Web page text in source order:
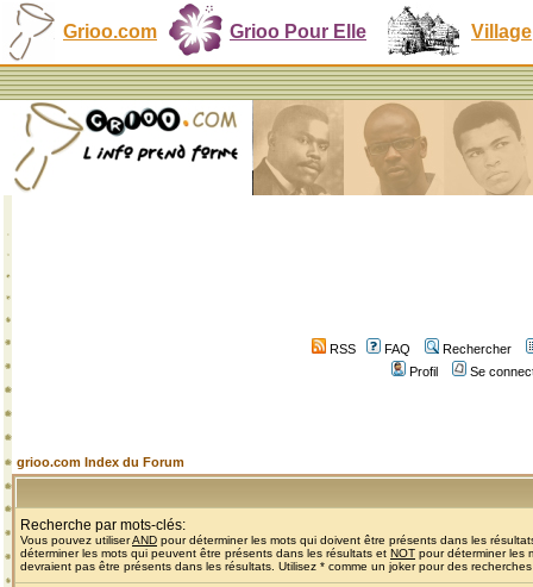
Grioo.com Grioo Pour Elle Village
RSS FAQ
Rechercher
Profil
Se
grioo.com Index du Forum
Recherche par mots-clés:
Vous pouvez utiliserAND pour déterminer les mots qui doivent être présents dans les
déterminer les mots qui peuvent être présents dans les résultats et NOT pour déterminer les
devraient pas être présents dans les résultats. Utilisez * comme un joker pour des